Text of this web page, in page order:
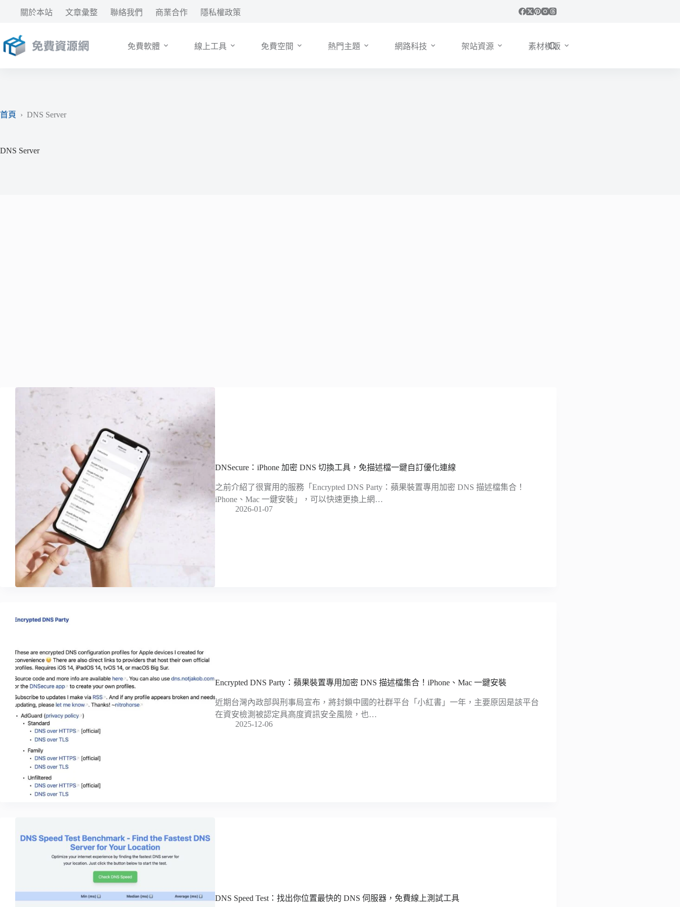
要
內
關於本站 文章彙整 聯絡我們 商業合作 隱私權政策
免費軟體 線上工具 免費空間 熱門主題 網路科技 架站資源 素材模版
首頁 › DNS Server
DNS Server
DNSecure：iPhone 加密 DNS 切換工具，免描述檔一鍵自訂優化連線
之前介紹了很實用的服務「Encrypted DNS Party：蘋果裝置專用加密 DNS 描述檔集合！
iPhone、Mac 一鍵安裝」，可以快速更換上網…
2026-01-07
Encrypted DNS Party：蘋果裝置專用加密 DNS 描述檔集合！iPhone、Mac 一鍵安裝
近期台灣內政部與刑事局宣布，將封鎖中國的社群平台「小紅書」一年，主要原因是該平台
在資安檢測被認定具高度資訊安全風險，也…
2025-12-06
DNS Speed Test：找出你位置最快的 DNS 伺服器，免費線上測試工具